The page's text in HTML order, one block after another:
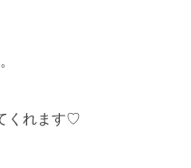
くれます♡